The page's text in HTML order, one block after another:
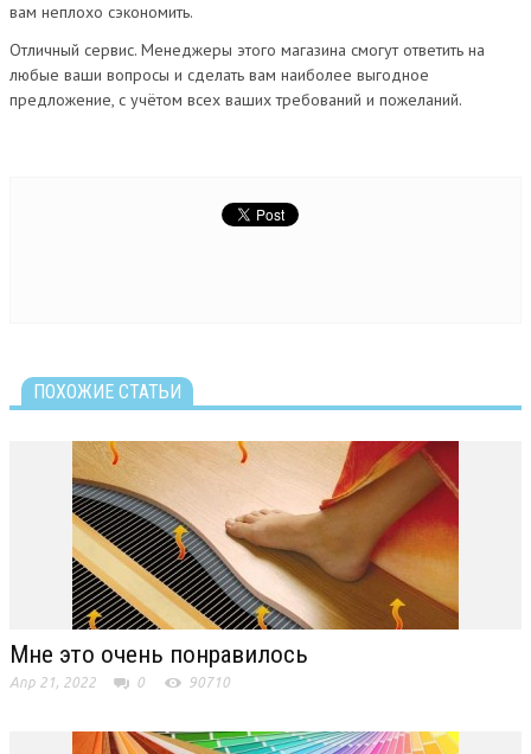
вам неплохо сэкономить.
Отличный сервис. Менеджеры этого магазина смогут ответить на
любые ваши вопросы и сделать вам наиболее выгодное
предложение, с учётом всех ваших требований и пожеланий.
ПОХОЖИЕ СТАТЬИ
Мне это очень понравилось
Апр 21, 2022 0 90710